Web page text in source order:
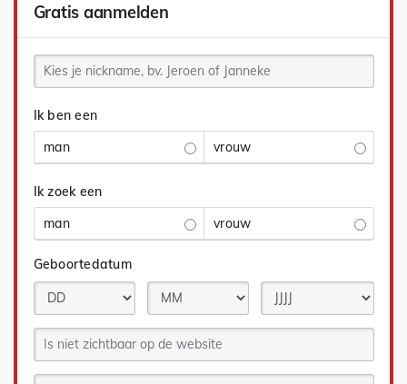
Gratis aanmelden
Ik ben een
man
vrouw
Ik zoek een
man
vrouw
Geboortedatum